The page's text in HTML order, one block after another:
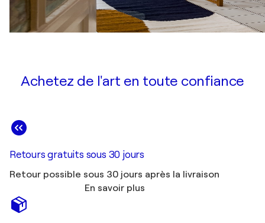
Achetez de l'art en toute confiance
Retours gratuits sous 30 jours
Retour possible sous 30 jours après la livraison
En savoir plus